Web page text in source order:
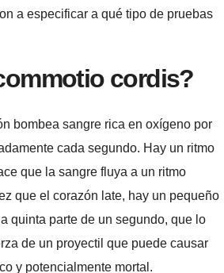
a especificar a qué tipo de pruebas
cordis?
bombea sangre rica en oxígeno por
cada segundo. Hay un ritmo
que la sangre fluya a un ritmo
que el corazón late, hay un pequeño
quinta parte de un segundo, que lo
de un proyectil que puede causar
y potencialmente mortal.